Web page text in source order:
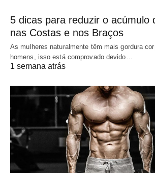
5 dicas para reduzir o acúmulo
nas Costas e nos Braços
As mulheres naturalmente têm mais gordura
homens, isso está comprovado devido…
1 semana atrás